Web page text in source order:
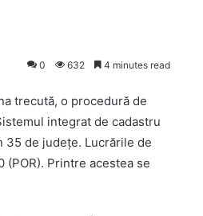
0 632 4 minutes read
trecută, o procedură de
integrat de cadastru
35 de județe. Lucrările de
Printre acestea se